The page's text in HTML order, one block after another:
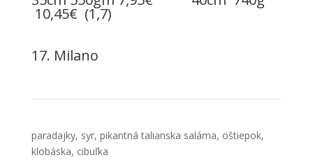
10,45€ (1,7)
17. Milano
paradajky, syr, pikantná talianska saláma, oštiepok,
klobáska, cibuľka